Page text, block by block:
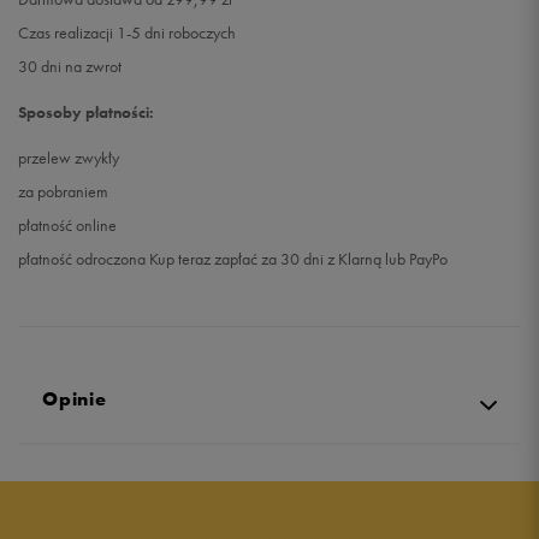
Czas realizacji 1-5 dni roboczych
30 dni na zwrot
Sposoby płatności:
przelew zwykły
za pobraniem
płatność online
płatność odroczona Kup teraz zapłać za 30 dni z Klarną lub PayPo
Opinie
5.0